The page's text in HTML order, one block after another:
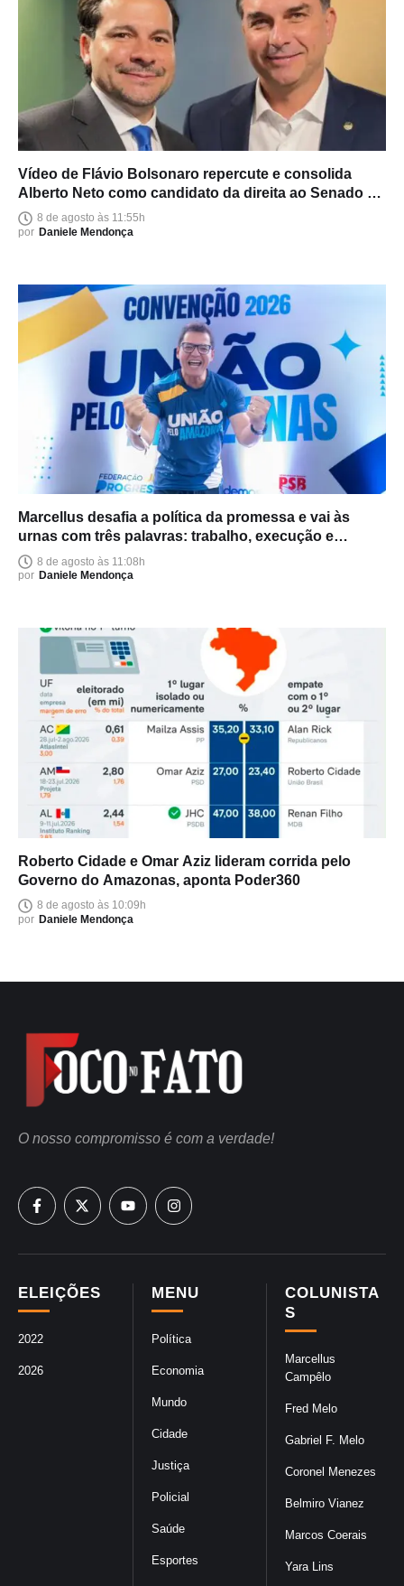
Vídeo de Flávio Bolsonaro repercute e consolida
Alberto Neto como candidato da direita ao Senado no
Amazonas
8 de agosto às 11:55h
por Daniele Mendonça
Marcellus desafia a política da promessa e vai às
urnas com três palavras: trabalho, execução e
entrega
8 de agosto às 11:08h
por Daniele Mendonça
Roberto Cidade e Omar Aziz lideram corrida pelo
Governo do Amazonas, aponta Poder360
8 de agosto às 10:09h
por Daniele Mendonça
COLUNISTA
S
Marcellus
Campêlo
Fred Melo
Gabriel F. Melo
Coronel Menezes
Belmiro Vianez
Marcos Coerais
Yara Lins
MENU
Política
Economia
Mundo
Cidade
Justiça
Policial
Saúde
Esportes
ELEIÇÕES
2022
2026
O nosso compromisso é com a verdade!